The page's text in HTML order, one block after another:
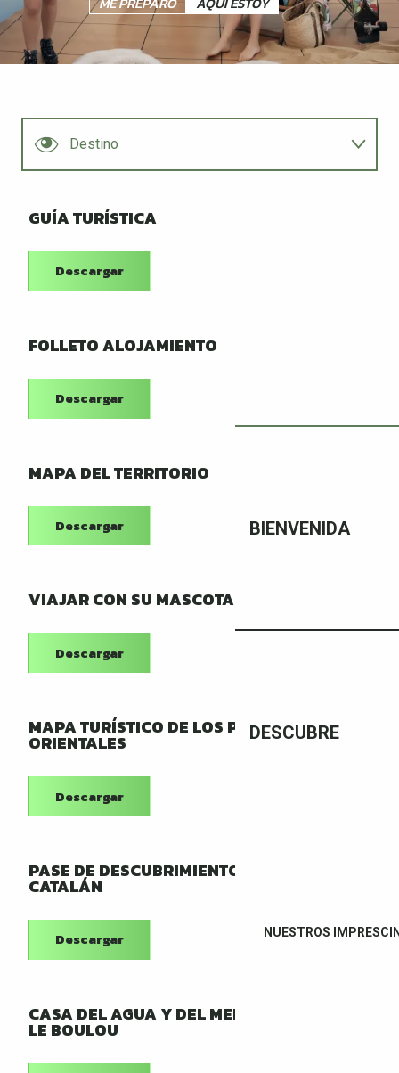
BIENVENIDA
DESCUBRE
NUESTROS
Destino
Senderismo
Animación
Mercados
Transporte
Puntos de recarga
GUÍA TURÍSTICA
Descargar
FOLLETO ALOJAMIENTO
Descargar
MAPA DEL TERRITORIO
Descargar
VIAJAR CON SU MASCOTA
Descargar
MAPA TURÍSTICO DE LOS PIRINEOS
ORIENTALES
Descargar
PASE DE DESCUBRIMIENTO EN EL PAÍS
CATALÁN
Descargar
CASA DEL AGUA Y DEL MEDITERRÁNEO -
LE BOULOU